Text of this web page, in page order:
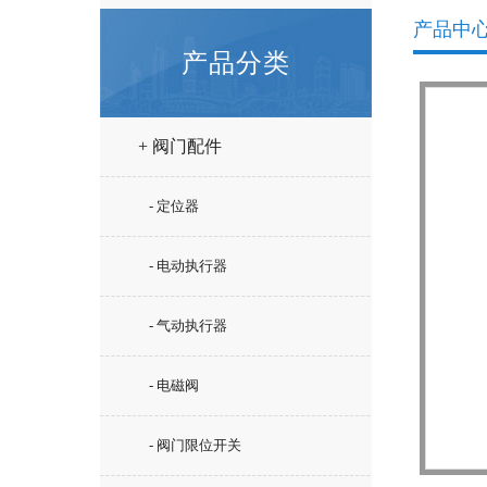
产品分类
+ 阀门配件
- 定位器
- 电动执行器
- 气动执行器
- 电磁阀
- 阀门限位开关
产品中